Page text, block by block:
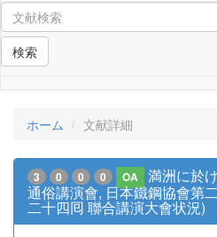
検索
ホーム 文献詳細
3 0 0 0 OA
満洲に於
通俗講演會, 日本鐵鋼協會第
二十四囘 聯合講演大會状況)